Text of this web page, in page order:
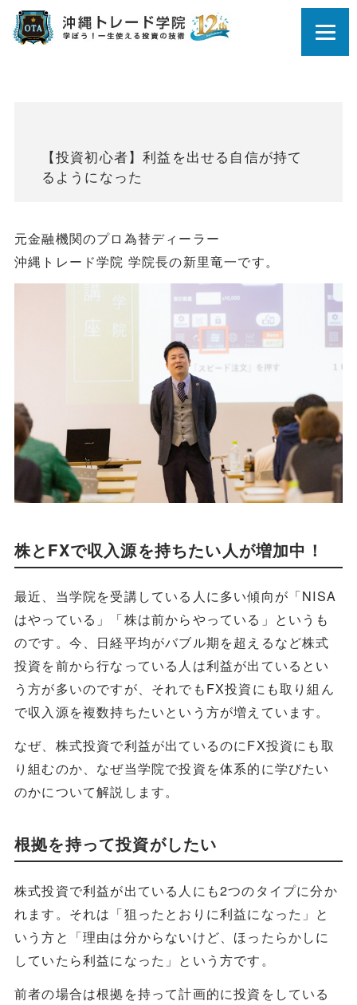
【投資初心者】利益を出せる自信が持て
るようになった
元金融機関のプロ為替ディーラー
沖縄トレード学院 学院長の新里竜一です。
株とFXで収入源を持ちたい人が増加中！
最近、当学院を受講している人に多い傾向が「NISA
はやっている」「株は前からやっている」というも
のです。今、日経平均がバブル期を超えるなど株式
投資を前から行なっている人は利益が出ているとい
う方が多いのですが、それでもFX投資にも取り組ん
で収入源を複数持ちたいという方が増えています。
なぜ、株式投資で利益が出ているのにFX投資にも取
り組むのか、なぜ当学院で投資を体系的に学びたい
のかについて解説します。
根拠を持って投資がしたい
株式投資で利益が出ている人にも2つのタイプに分か
れます。それは「狙ったとおりに利益になった」と
いう方と「理由は分からないけど、ほったらかしに
していたら利益になった」という方です。
前者の場合は根拠を持って計画的に投資をしている